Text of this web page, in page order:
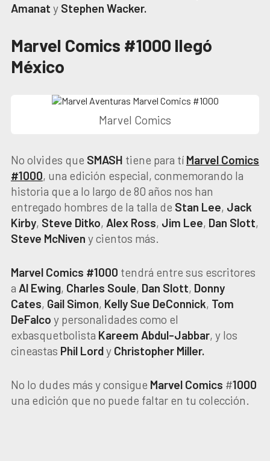
Amanat y Stephen Wacker.
Marvel Comics #1000 llegó
México
Marvel Comics
No olvides que SMASH tiene para tí Marvel Comics
#1000, una edición especial, conmemorando la
historia que a lo largo de 80 años nos han
entregado hombres de la talla de Stan Lee, Jack
Kirby, Steve Ditko, Alex Ross, Jim Lee, Dan Slott,
Steve McNiven y cientos más.
Marvel Comics #1000 tendrá entre sus escritores
a Al Ewing, Charles Soule, Dan Slott, Donny
Cates, Gail Simon, Kelly Sue DeConnick, Tom
DeFalco y personalidades como el
exbasquetbolista Kareem Abdul-Jabbar, y los
cineastas Phil Lordy Christopher Miller.
No lo dudes más y consigue Marvel Comics #1000
una edición que no puede faltar en tu colección.